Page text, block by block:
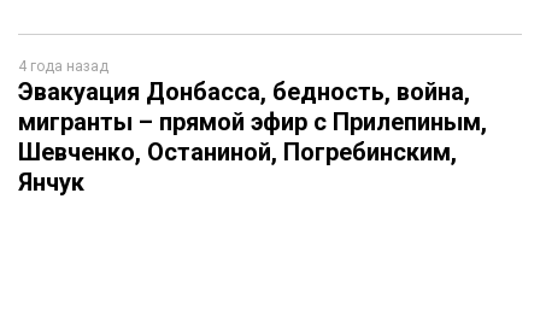
4 года назад
Эвакуация Донбасса, бедность, война,
мигранты – прямой эфир с Прилепиным,
Шевченко, Останиной, Погребинским,
Янчук